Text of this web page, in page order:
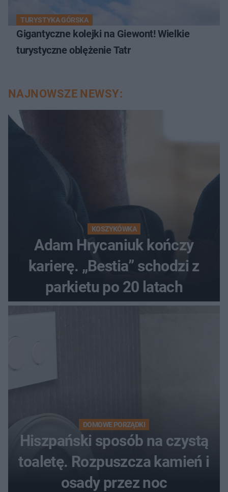
TURYSTYKA GÓRSKA
Gigantyczne kolejki na Giewont! Wielkie
turystyczne oblężenie Tatr
NAJNOWSZE NEWSY:
KOSZYKÓWKA
Adam Hrycaniuk kończy
karierę. „Bestia” schodzi z
parkietu po 20 latach
DOMOWE PORZĄDKI
Hiszpański sposób na czystą
toaletę. Rozpuszcza kamień i
osady przez noc